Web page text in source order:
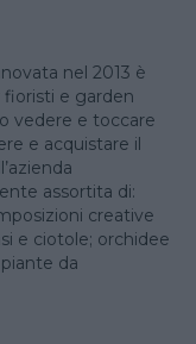
nel 2013 è
fioristi e garden
vedere e toccare
e acquistare il
assortita di:
creative
e ciotole; orchidee
da